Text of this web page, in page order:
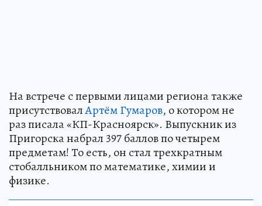
На встрече с первыми лицами региона также
присутствовалАртём Гумаров, о котором не
раз писала «КП-Красноярск». Выпускник из
Пригорска набрал 397 баллов по четырем
предметам! То есть, он стал трехкратным
стобалльником по математике, химии и
физике.